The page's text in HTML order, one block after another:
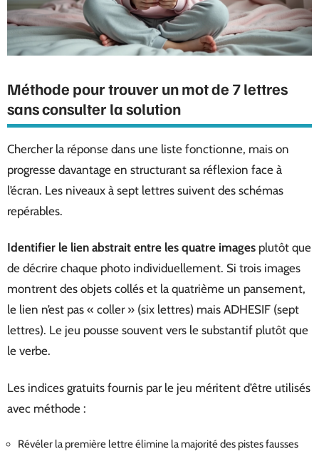
Méthode pour trouver un mot de 7 lettres
sans consulter la solution
Chercher la réponse dans une liste fonctionne, mais on
progresse davantage en structurant sa réflexion face à
l’écran. Les niveaux à sept lettres suivent des schémas
repérables.
Identifier le lien abstrait entre les quatre images plutôt que
de décrire chaque photo individuellement. Si trois images
montrent des objets collés et la quatrième un pansement,
le lien n’est pas « coller » (six lettres) mais ADHESIF (sept
lettres). Le jeu pousse souvent vers le substantif plutôt que
le verbe.
Les indices gratuits fournis par le jeu méritent d’être utilisés
avec méthode :
Révéler la première lettre élimine la majorité des pistes fausses